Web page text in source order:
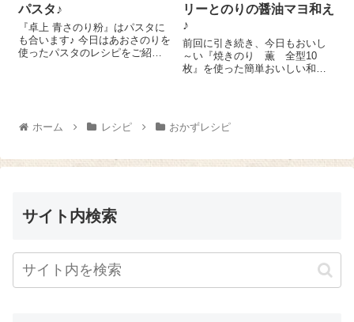
パスタ♪
『卓上 青さのり粉』はパスタに
も合います♪ 今日はあおさのりを
使ったパスタのレシピをご紹介
リーとのりの醤油マヨ和え
♪
前回に引き続き、今日もおいし
～い『焼きのり 薫 全型10
枚』を使った簡単おいしい和え
です ブロッコリー 1房は一口大
に分けて好みの固さに茹でてお
ホーム レシピ おかずレシピ
サイト内検索